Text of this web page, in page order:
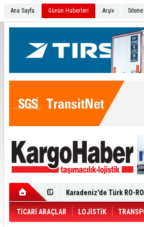
Ana Sayfa Günün Haberleri Arşiv
Ege Bölgesi'nin ilk
Durumu Ağır
Turhan Özen Saudia
Turkish Cargo’dan
Renault Trucks T 480
TİCARİ ARAÇLAR LOJİSTİK